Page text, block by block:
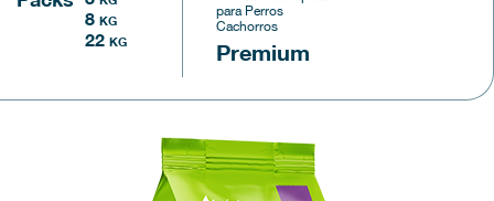
8 KG
22 KG
para Perros
Cachorros
Premium